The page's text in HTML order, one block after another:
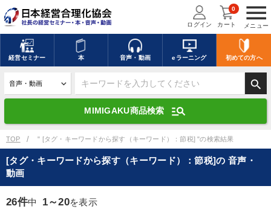
menu
メニュー
ログイン カート
0
経営セミナー 本 音声・動画 eラーニング 初めての方へ
search
MIMIGAKU商品検索 manage_search
キーワードを入力して探す
デジタル版対応のみ検索結果に表示する
search 上記の条件で検索
mic 講演収録物を探す
全国経営者セミナー講演収録物（全1315タイトル）からお探しいただけ
TOP " [タグ・キーワードから探す（キーワード）：節税] "の検索結果
[タグ・キーワードから探す（キーワード）：節税]の 音声・
動画
26件中 1～20を表示